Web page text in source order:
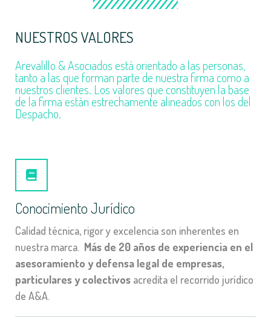
NUESTROS VALORES
Arevalillo & Asociados está orientado a las personas,
tanto a las que forman parte de nuestra firma como a
nuestros clientes. Los valores que constituyen la base
de la firma están estrechamente alineados con los del
Despacho.
Conocimiento Jurídico
Calidad técnica, rigor y excelencia son inherentes en
nuestra marca. Más de 20 años de experiencia en el
asesoramiento y defensa legal de empresas,
particulares y colectivos acredita el recorrido jurídico
de A&A.